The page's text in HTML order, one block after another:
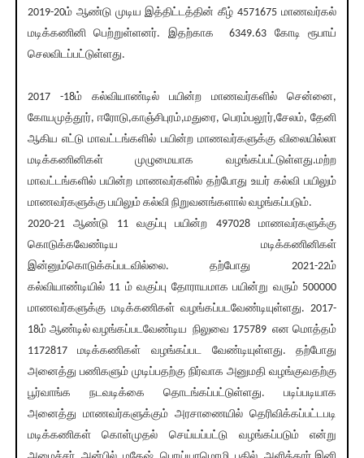
2019-20ம் ஆண்டு முடிய இத்திட்டத்தின் கீழ் 4571675 மாணவர்கல்
மடிக்கணினி பெற்றுள்ளனர். இதற்காக 6349.63 கோடி ரூபாய்
செலவிடப்பட்டுள்ளது.
2017 -18ம் கல்வியாண்டில் பயின்ற மாணவர்களில் சென்னை,
கோயமுத்தூர், ஈரோடு,காஞ்சிபுரம்,மதுரை, பெரம்பலூர்,சேலம், தேனி
ஆகிய எட்டு மாவட்டங்களில் பயின்ற மாணவர்களுக்கு விலையில்லா
மடிக்கணினிகள் முழுமையாக வழங்கப்பட்டுள்ளது.மற்ற
மாவட்டங்களில் பயின்ற மாணவர்களில் தற்போது உயர் கல்வி பயிலும்
மாணவர்களுக்கு பயிலும் கல்வி நிறுவனங்களால் வழங்கப்படும்.
2020-21 ஆண்டு 11 வகுப்பு பயின்ற 497028 மாணவர்களுக்கு
கொடுக்கவேண்டிய மடிக்கணினிகள்
இன்னும்கொடுக்கப்படவில்லை. தற்போது 2021-22ம்
கல்வியாண்டியில் 11 ம் வகுப்பு தோராயமாக பயின்று வரும் 500000
மாணவர்களுக்கு மடிக்கணிகள் வழங்கப்படவேண்டியுள்ளது. 2017-
18ம் ஆண்டில் வழங்கப்படவேண்டிய நிலுவை 175789 என மொத்தம்
1172817 மடிக்கணிகள் வழங்கப்பட வேண்டியுள்ளது. தற்போது
அனைத்து பணிகளும் முடிப்பதற்கு நிர்வாக அனுமதி வழங்குவதற்கு
பூர்வாங்க நடவடிக்கை தொடங்கப்பட்டுள்ளது. படிப்படியாக
அனைத்து மாணவர்களுக்கும் அரசாணையில் தெரிவிக்கப்பட்டபடி
மடிக்கணிகள் கொள்முதல் செய்யப்பட்டு வழங்கப்படும் என்று